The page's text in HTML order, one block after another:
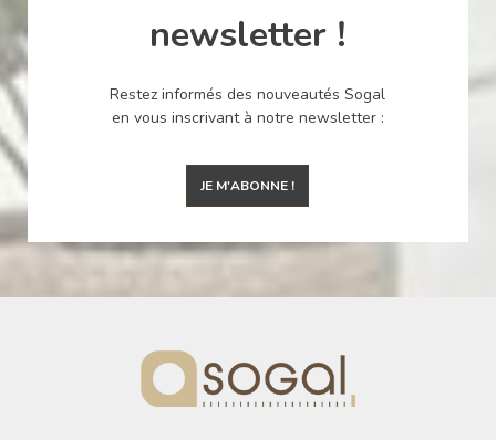
newsletter !
Restez informés des nouveautés Sogal
en vous inscrivant à notre newsletter :
JE M'ABONNE !